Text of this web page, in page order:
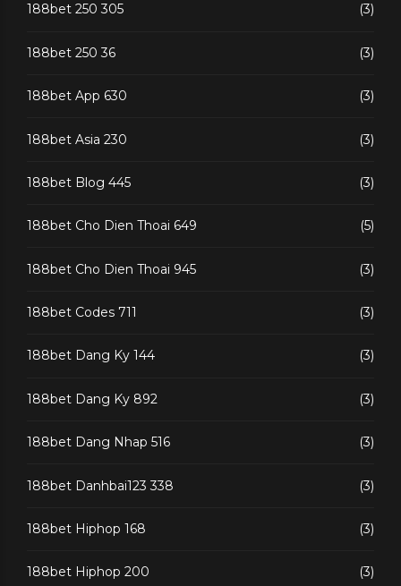
188bet 250 305 (3)
188bet 250 36 (3)
188bet App 630 (3)
188bet Asia 230 (3)
188bet Blog 445 (3)
188bet Cho Dien Thoai 649 (5)
188bet Cho Dien Thoai 945 (3)
188bet Codes 711 (3)
188bet Dang Ky 144 (3)
188bet Dang Ky 892 (3)
188bet Dang Nhap 516 (3)
188bet Danhbai123 338 (3)
188bet Hiphop 168 (3)
188bet Hiphop 200 (3)